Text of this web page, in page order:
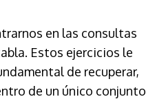
en las consultas
Estos ejercicios le
de recuperar,
de un único conjunto